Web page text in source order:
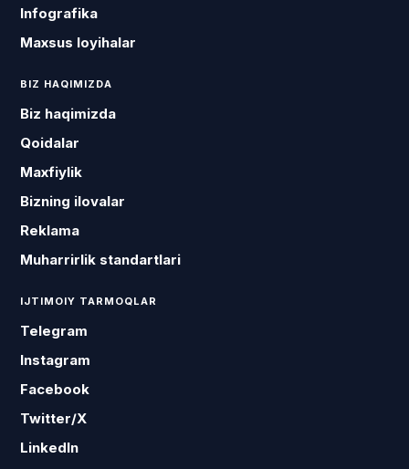
Infografika
Maxsus loyihalar
BIZ HAQIMIZDA
Biz haqimizda
Qoidalar
Maxfiylik
Bizning ilovalar
Reklama
Muharrirlik standartlari
IJTIMOIY TARMOQLAR
Telegram
Instagram
Facebook
Twitter/X
LinkedIn